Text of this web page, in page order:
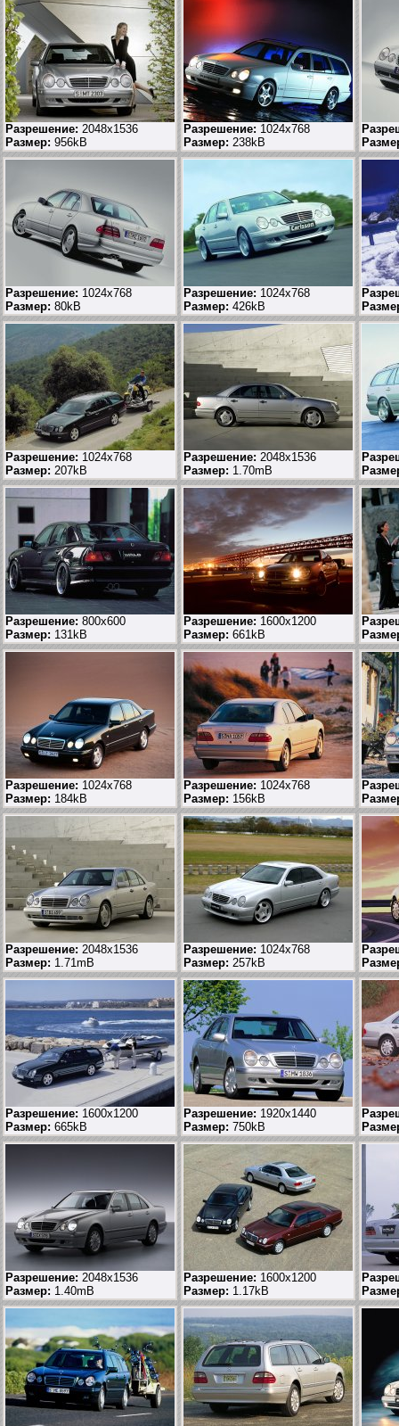
Разрешение: 2048x1536
Размер: 956kB
Разрешение: 1024x768
Размер: 238kB
Разрешение: 1024x768
Размер: 80kB
Разрешение: 1024x768
Размер: 426kB
Разрешение: 1024x768
Размер: 207kB
Разрешение: 2048x1536
Размер: 1.70mB
Разрешение: 800x600
Размер: 131kB
Разрешение: 1600x1200
Размер: 661kB
Разрешение: 1024x768
Размер: 184kB
Разрешение: 1024x768
Размер: 156kB
Разрешение: 2048x1536
Размер: 1.71mB
Разрешение: 1024x768
Размер: 257kB
Разрешение: 1600x1200
Размер: 665kB
Разрешение: 1920x1440
Размер: 750kB
Разрешение: 2048x1536
Размер: 1.40mB
Разрешение: 1600x1200
Размер: 1.17kB